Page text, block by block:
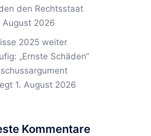
den Rechtsstaat
August 2026
2025 weiter
„Ernste Schäden“
1. August 2026
Kommentare